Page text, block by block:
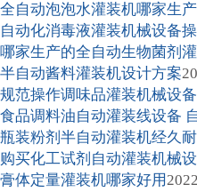
全自动泡泡水灌装机哪家生
自动化消毒液灌装机械设备
哪家生产的全自动生物菌剂
半自动酱料灌装机设计方案
规范操作调味品灌装机械设
食品调料油自动灌装线设备
瓶装粉剂半自动灌装机经久
购买化工试剂自动灌装机械
膏体定量灌装机哪家好用